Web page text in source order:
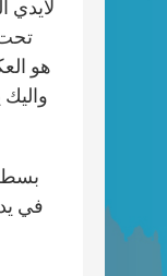
هو
بسط
في